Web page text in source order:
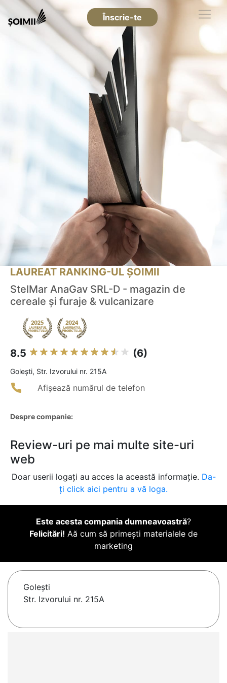
Înscrie-te
LAUREAT RANKING-UL ȘOIMII
StelMar AnaGav SRL-D - magazin de
cereale și furaje & vulcanizare
8.5 (6)
Goleşti, Str. Izvorului nr. 215A
Afișează numărul de telefon
Despre companie:
Review-uri pe mai multe site-uri
web
Doar userii logați au acces la această informație. Da-
ți click aici pentru a vă loga.
Este acesta compania dumneavoastră?
Felicitări! Aă cum să primești materialele de
marketing
Goleşti
Str. Izvorului nr. 215A